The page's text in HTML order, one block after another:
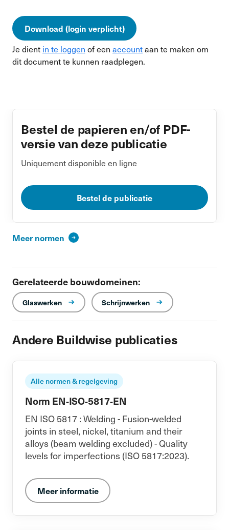
Download (login verplicht)
Je dient in te loggen of een accountaan te maken om
dit document te kunnen raadplegen.
Bestel de papieren en/of PDF-
versie van deze publicatie
Uniquement disponible en ligne
Bestel de publicatie
Meer normen
Gerelateerde bouwdomeinen:
Glaswerken Schrijnwerken
Andere Buildwise publicaties
Alle normen & regelgeving
Norm EN-ISO-5817-EN
EN ISO 5817 : Welding - Fusion-welded
joints in steel, nickel, titanium and their
alloys (beam welding excluded) - Quality
levels for imperfections (ISO 5817:2023).
Meer informatie